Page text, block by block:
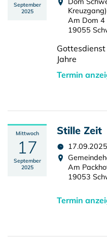
September
2025
Kreuzgang)
Am Dom 4
19055
Jahre
Termin
Mittwoch
17
September
2025
Stille Zeit
Am
19053
Termin